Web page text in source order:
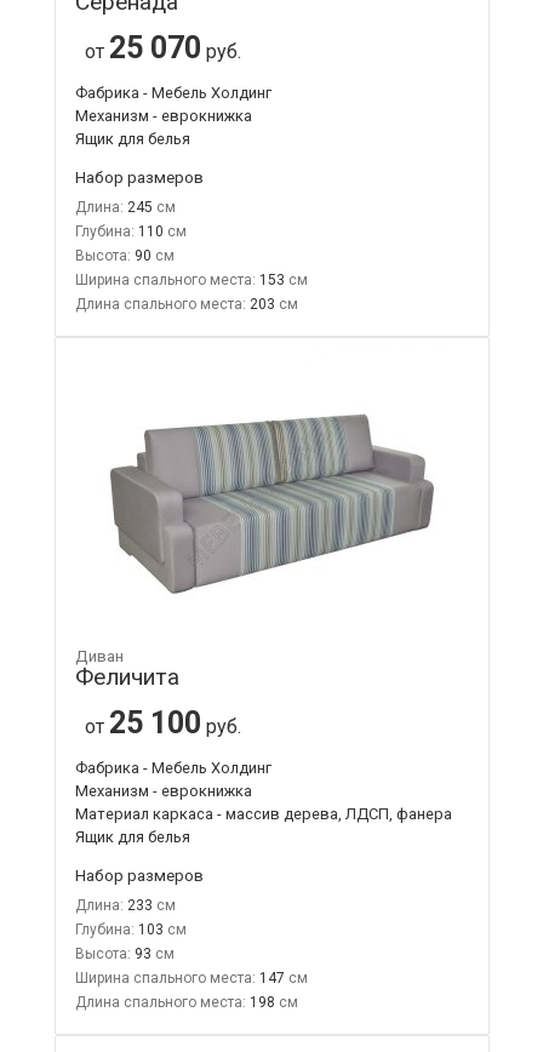
от 25 070 руб.
Фабрика - Мебель Холдинг
Механизм - еврокнижка
Ящик для белья
Набор размеров
Длина: 245
Глубина: 110
Высота: 90
Ширина спального места: 153
Длина спального места: 203
Диван
Феличита
от 25 100 руб.
Фабрика - Мебель Холдинг
Механизм - еврокнижка
Материал каркаса - массив дерева, ЛДСП, фанера
Ящик для белья
Набор размеров
Длина: 233
Глубина: 103
Высота: 93
Ширина спального места: 147
Длина спального места: 198